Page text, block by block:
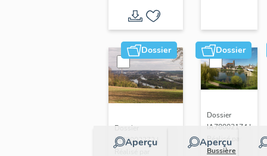
Dossier
Aperçu
Dossier
IA78002272 |
Dossier
Aperçu
Dossier
IA78002174 |
Réalisé par
Bussière